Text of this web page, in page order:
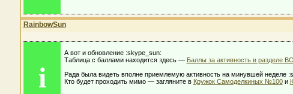
RainbowSun
i
А вот и обновление :skype_sun:
Таблица с баллами находится здесь — Баллы за активность в разделе
Рада была видеть вполне приемлемую активность на минувшей неделе
Кто будет проходить мимо — загляните в Кружок Самоделкиных №100и